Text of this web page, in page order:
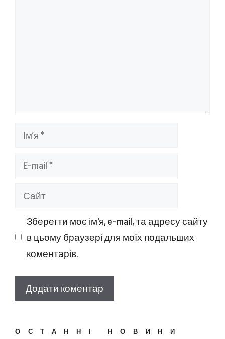
Ім’я
Сайт
Зберегти моє ім'я, e-mail, та адресу сайту
в цьому браузері для моїх подальших
коментарів.
ОСТАННІ НОВИНИ